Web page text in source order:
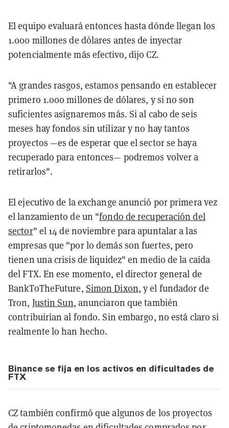
El equipo evaluará entonces hasta dónde llegan los
1.000 millones de dólares antes de inyectar
potencialmente más efectivo, dijo CZ.
"A grandes rasgos, estamos pensando en establecer
primero 1.000 millones de dólares, y si no son
suficientes asignaremos más. Si al cabo de seis
meses hay fondos sin utilizar y no hay tantos
proyectos —es de esperar que el sector se haya
recuperado para entonces— podremos volver a
retirarlos".
El ejecutivo de la exchange anunció por primera vez
el lanzamiento de un "fondo de recuperación del
sector" el 14 de noviembre para apuntalar a las
empresas que "por lo demás son fuertes, pero
tienen una crisis de liquidez" en medio de la caída
del FTX. En ese momento, el director general de
BankToTheFuture, Simon Dixon, y el fundador de
Tron, Justin Sun, anunciaron que también
contribuirían al fondo. Sin embargo, no está claro si
realmente lo han hecho.
Binance se fija en los activos en dificultades de
FTX
CZ también confirmó que algunos de los proyectos